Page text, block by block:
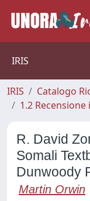
IRIS
IRIS Catalogo
1.2
R. David
Somali
Dunwoody
Martin Orwin